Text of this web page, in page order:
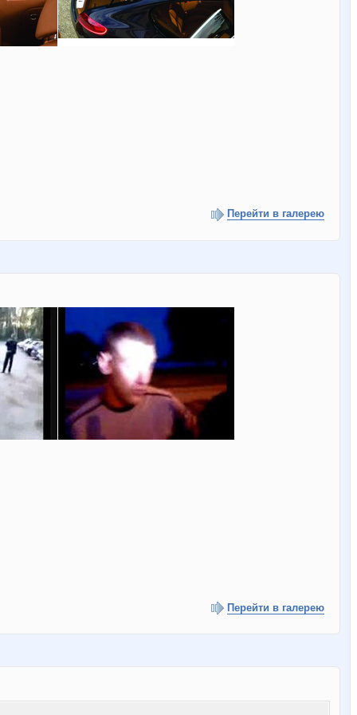
Перейти в галерею
Перейти в галерею